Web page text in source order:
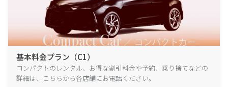
基本料金プラン（C1）
コンパクトのレンタル、お得な割引料金や予約、乗り捨てなどの
詳細は、こちらから各店舗にお電話ください。